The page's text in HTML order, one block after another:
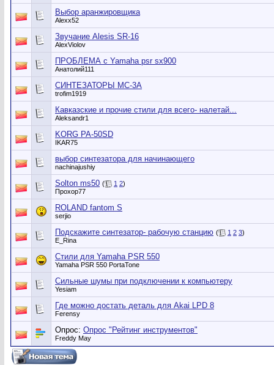
Выбор аранжировщика
Alexx52
Звучание Alesis SR-16
AlexViolov
ПРОБЛЕМА с Yamaha psr sx900
Анатолий111
СИНТЕЗАТОРЫ MC-3A
trofim1919
Кавказские и прочие стили для всего- налетай...
Aleksandr1
KORG PA-50SD
IKAR75
выбор синтезатора для начинающего
nachinajushiy
Solton ms50 ( 1 2)
Прохор77
ROLAND fantom S
serjio
Подскажите синтезатор- рабочую станцию ( 1 2 3)
E_Rina
Стили для Yamaha PSR 550
Yamaha PSR 550 PortaTone
Сильные шумы при подключении к компьютеру
Yesiam
Где можно достать деталь для Akai LPD 8
Ferensy
Опрос: Опрос "Рейтинг инструментов"
Freddy May